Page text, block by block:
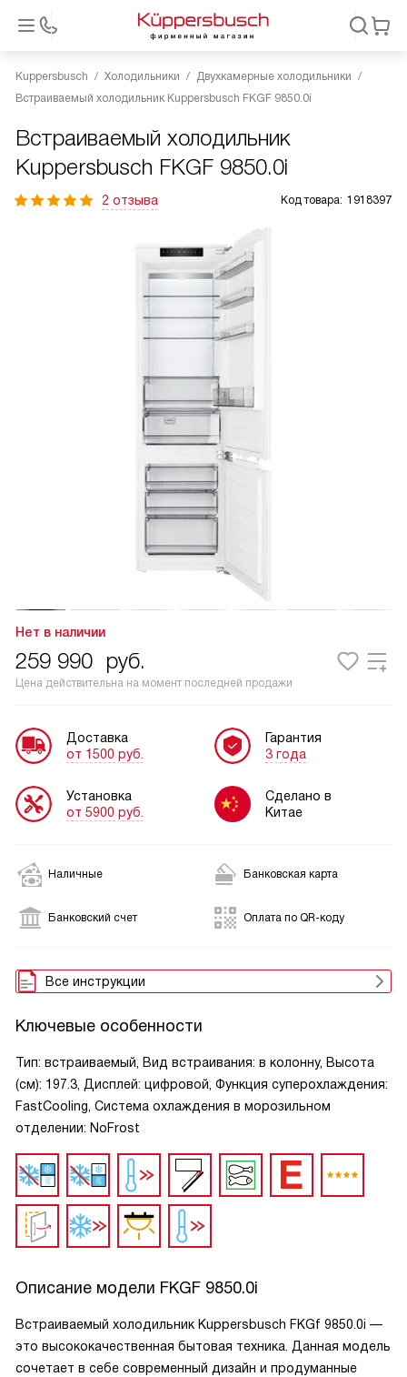
Kuppersbusch Холодильники
Двухкамерные холодильники
Встраиваемый холодильник Kuppersbusch FKGF 9850.0i
Встраиваемый холодильник
Kuppersbusch FKGF 9850.0i
2 отзыва Код товара: 1918397
Нет в наличии
259 990 руб.
Цена действительна на момент последней продажи
Доставка
от 1500 руб.
Установка
от 5900 руб.
Гарантия
3 года
Сделано в
Китае
Наличные Банковская карта
Банковский счет Оплата по QR-коду
Все инструкции
Ключевые особенности
Тип: встраиваемый, Вид встраивания: в колонну, Высота
(см): 197.3, Дисплей: цифровой, Функция суперохлаждения:
FastCooling, Система охлаждения в морозильном
отделении: NoFrost
Описание модели FKGF 9850.0i
Встраиваемый холодильник Kuppersbusch FKGf 9850.0i —
это высококачественная бытовая техника. Данная модель
сочетает в себе современный дизайн и продуманные